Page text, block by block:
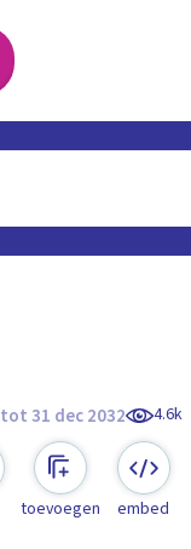
tot 31 dec 2032 4.6k
toevoegen embed